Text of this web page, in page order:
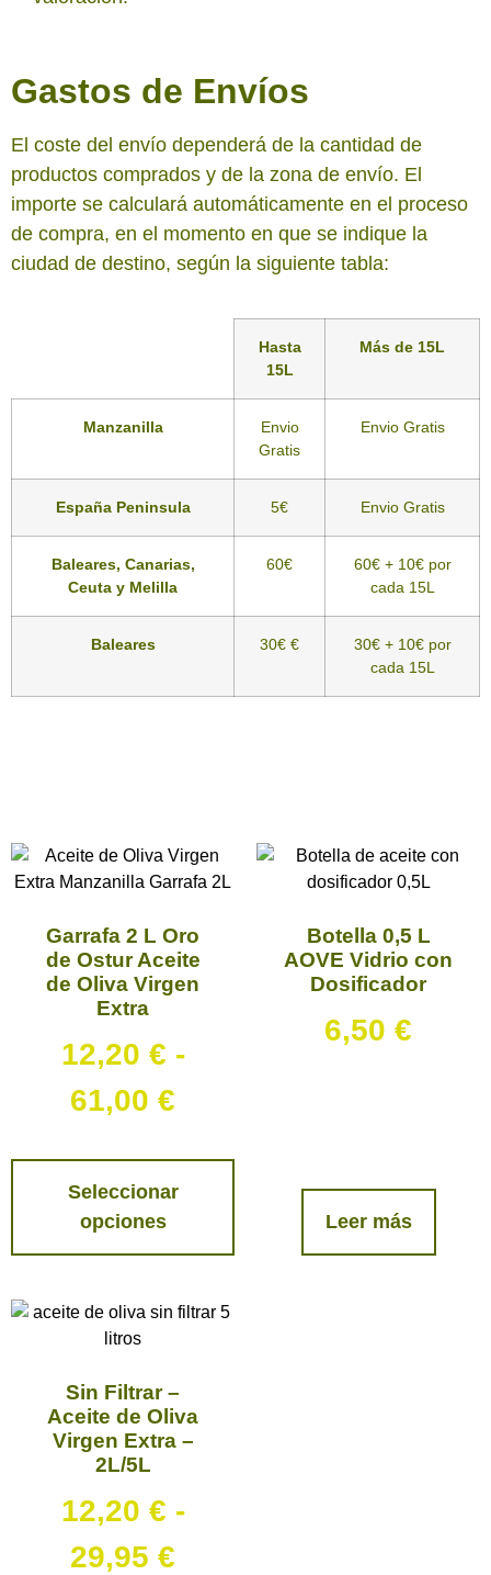
Gastos de Envíos
El coste del envío dependerá de la cantidad de
productos comprados y de la zona de envío. El
importe se calculará automáticamente en el proceso
de compra, en el momento en que se indique la
ciudad de destino, según la siguiente tabla:
Hasta
15L
Más de 15L
Manzanilla
Envio
Gratis
Envio Gratis
España Peninsula 5€ Envio Gratis
Baleares, Canarias,
Ceuta y Melilla
60€
60€ + 10€ por
cada 15L
Baleares 30€ €
30€ + 10€ por
cada 15L
Garrafa 2 L Oro
de Ostur Aceite
de Oliva Virgen
Extra
12,20 € -
61,00 €
Seleccionar
opciones
Botella 0,5 L
AOVE Vidrio con
Dosificador
6,50 €
Leer más
Sin Filtrar –
Aceite de Oliva
Virgen Extra –
2L/5L
12,20 € -
29,95 €